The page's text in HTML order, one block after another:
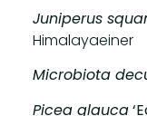
Juniperus
Himalayaeiner
Microbiota
Picea glauca